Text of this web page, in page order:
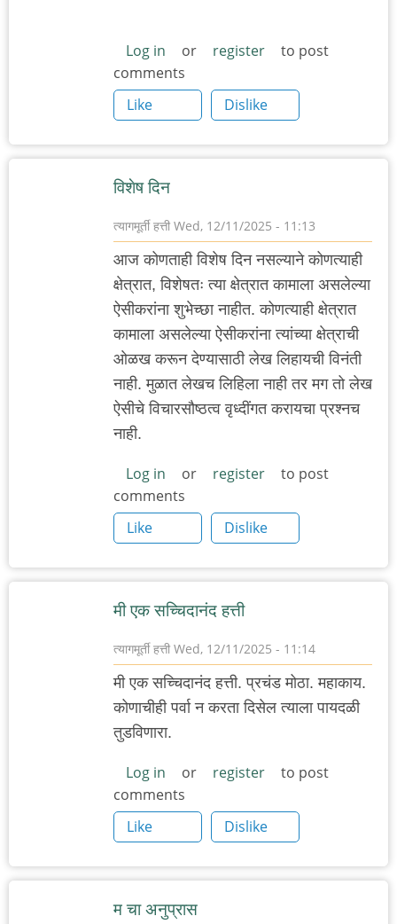
Log in or register
to post
comments
Like
Dislike
विशेष दिन
त्यागमूर्ती हत्ती Wed, 12/11/2025 - 11:13
आज कोणताही विशेष दिन नसल्याने कोणत्याही
क्षेत्रात, विशेषतः त्या क्षेत्रात कामाला असलेल्या
ऐसीकरांना शुभेच्छा नाहीत. कोणत्याही क्षेत्रात
कामाला असलेल्या ऐसीकरांना त्यांच्या क्षेत्राची
ओळख करून देण्यासाठी लेख लिहायची विनंती
नाही. मुळात लेखच लिहिला नाही तर मग तो लेख
ऐसीचे विचारसौष्ठत्व वृध्दींगत करायचा प्रश्नच
नाही.
Log in or register
to post
comments
Like
Dislike
मी एक सच्चिदानंद हत्ती
त्यागमूर्ती हत्ती Wed, 12/11/2025 - 11:14
मी एक सच्चिदानंद हत्ती. प्रचंड मोठा. महाकाय.
कोणाचीही पर्वा न करता दिसेल त्याला पायदळी
तुडविणारा.
Log in or register
to post
comments
Like
Dislike
म चा अनुप्रास